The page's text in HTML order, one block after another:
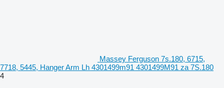
Massey Ferguson 7s.180, 6715,
7718, 5445, Hanger Arm Lh 4301499m91 4301499M91 za 7S.180
4